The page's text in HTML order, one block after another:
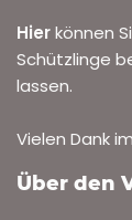
Hierkönnen
Schützlinge
lassen.
Vielen Dank
Über den